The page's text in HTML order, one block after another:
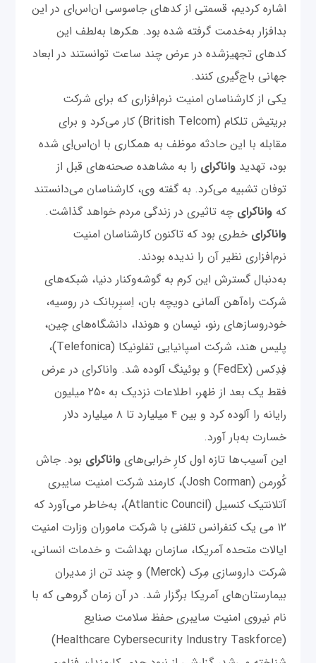
اشاره کردیم، قسمتی از کدهای جاسوسی ان‌اس‌ای در این
بدافزار به‌خدمت گرفته شده بود. هکرها به‌لطف این
کدهای تجهیزشده در عرض چند ساعت توانستند در ابعاد
جهانی باج‌گیری کنند.
یکی از کارشناسان امنیت نرم‌افزاری که برای شرکت
بریتیش تلکام (British Telcom) کار می‌کرد و برای
مقابله با این حادثه موظف به همکاری با ان‌اس‌اِی شده
بود، تهدیدواناکرای را به مشاهده صحنه‌های قبل از
توفان تشبیه می‌کرد. به گفته وی، کارشناسان می‌دانستند
کهواناکرای چه تاثیری در زندگی مردم خواهد گذاشت.
واناکرای خطری بود که تاکنون کارشناسان امنیت
نرم‌افزاری نظیر آن را ندیده بودند.
به‌دنبال گسترش این کرم به گوشه‌و‌کنار دنیا، شبکه‌های
شرکت راه‌آهن آلمانی دویچه بان، اِسبِربانک در روسیه،
خودروسازهای رنو، نیسان و هوندا، دانشگاه‌های چین،
پلیس هند، شرکت اسپانیایی تفلونیکا (Telefonica)،
فِدِکس (FedEx) و بوئینگ آلوده شد. واناکرای در عرض
فقط یک بعد از ظهر، اطلاعات نزدیک به ۲۵۰ میلیون
رایانه را آلوده کرد و بین ۴ میلیارد تا ۸ میلیارد دلار
خسارت به‌بار آورد.
این آسیب‌ها تازه اول کارِ خرابی‌هایواناکرای بود. جاش
کُورمن (Josh Corman)، کارمند شرکت امنیت سایبری
آتلانتیک کنسیل (Atlantic Council)، به‌خاطر می‌آورد که
۱۲ می یک کنفرانس تلفنی با شرکت ماموران وزارت امنیت
ایالات متحده آمریکا، سازمان بهداشت و خدمات انسانی،
شرکت داروسازی مِرک (Merck) و چند تن از مدیران
بیمارستان‌های آمریکا برگزار شد. در آن زمان گروهی که با
نام نیروی امنیت سایبری حفظ سلامت صنایع
(Healthcare Cybersecurity Industry Taskforce)